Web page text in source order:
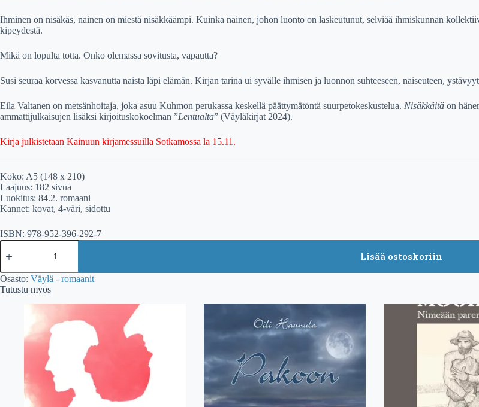
Ihminen on nisäkäs, nainen on miestä nisäkkäämpi. Kuinka nainen, johon luonto on laskeutunut, selviää ihmiskunnan
kipeydestä.
Mikä on lopulta totta. Onko olemassa sovitusta, vapautta?
Susi seuraa korvessa kasvanutta naista läpi elämän. Kirjan tarina ui syvälle ihmisen ja luonnon suhteeseen, naiseuteen,
Eila Valtanen on metsänhoitaja, joka asuu Kuhmon perukassa keskellä päättymätöntä suurpetokeskustelua. Nisäkkäitä on
ammattijulkaisujen lisäksi kirjoituskokoelman ”Lentualta” (Väyläkirjat 2024).
Kirja julkistetaan Kainuun kirjamessuilla Sotkamossa la 15.11.
Koko: A5 (148 x 210)
Laajuus: 182 sivua
Luokitus: 84.2. romaani
Kannet: kovat, 4-väri, sidottu
ISBN: 978-952-396-292-7
Eila
Valtanen:
määrä
Lisää ostoskoriin
Osasto: Väylä - romaanit
Tutustu myös